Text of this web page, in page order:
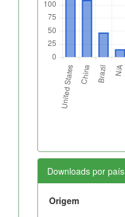
Downloads por país
Origem